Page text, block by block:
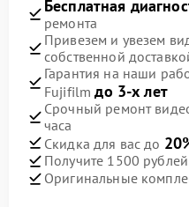
Бесплатная
ремонта
Привезем и увезем
собственной
Гарантия на наши
Fujifilmдо 3-х лет
Срочный ремонт
часа
Скидка для вас до
Получите 1500
Оригинальные